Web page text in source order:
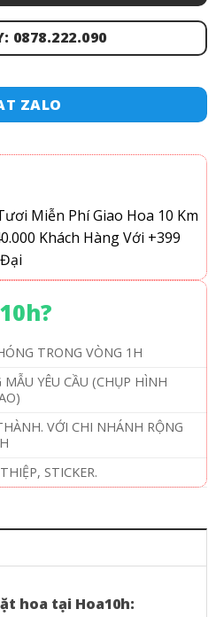
0878.222.090
ZALO
Miễn Phí Giao Hoa 10 Km
Khách HàngVới +399
TRONG VÒNG 1H
YÊU CẦU (CHỤP HÌNH
VỚI CHI NHÁNH RỘNG
STICKER.
hoa tại Hoa10h: